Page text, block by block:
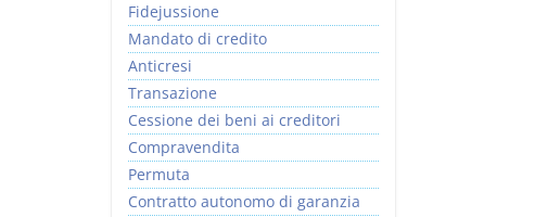
Fidejussione
Mandato di credito
Anticresi
Transazione
Cessione dei beni ai creditori
Compravendita
Permuta
Contratto autonomo di garanzia